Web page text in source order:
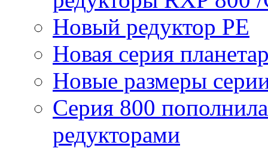
Новый редуктор PE
Новая серия
Новые размеры
Серия 800
редукторами